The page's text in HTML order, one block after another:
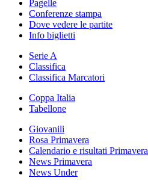
Pagelle
Conferenze stampa
Dove vedere le partite
Info biglietti
Serie A
Classifica
Classifica Marcatori
Coppa Italia
Tabellone
Giovanili
Rosa Primavera
Calendario e risultati Primavera
News Primavera
News Under